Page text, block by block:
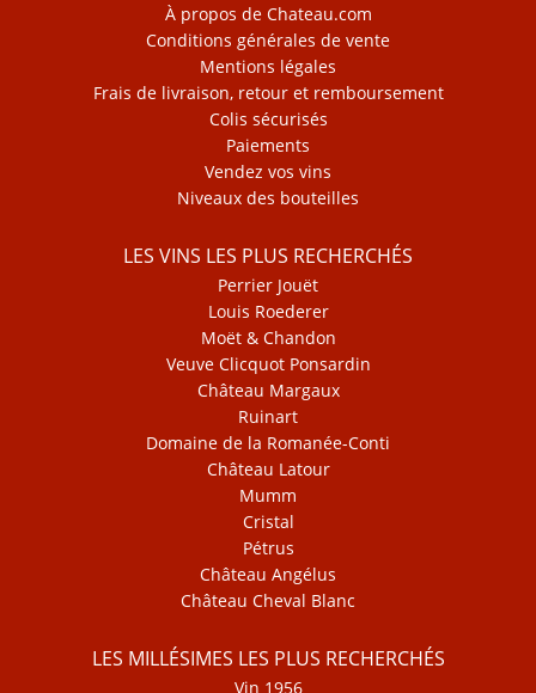
À propos de Chateau.com
Conditions générales de vente
Mentions légales
Frais de livraison, retour et remboursement
Colis sécurisés
Paiements
Vendez vos vins
Niveaux des bouteilles
LES VINS LES PLUS RECHERCHÉS
Perrier Jouët
Louis Roederer
Moët & Chandon
Veuve Clicquot Ponsardin
Château Margaux
Ruinart
Domaine de la Romanée-Conti
Château Latour
Mumm
Cristal
Pétrus
Château Angélus
Château Cheval Blanc
LES MILLÉSIMES LES PLUS RECHERCHÉS
Vin 1956